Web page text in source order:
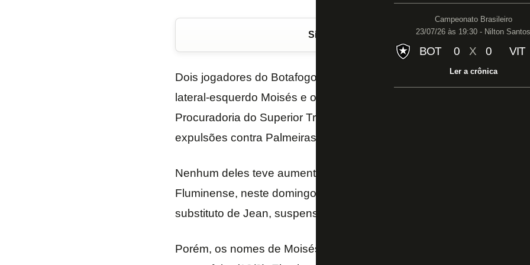
Campeonato Brasileiro
23/07/26 às 19:30 - Nilton Santos
BOT 0 X 0 VIT
Ler a crônica
Siga o FogãoNET no Google Discover
Dois jogadores do Botafogo foram julgados, e absolvidos na última
lateral-esquerdo Moisés e o volante Matheus Fernandes foram alvo
Procuradoria do Superior Tribunal de Justiça Desportiva (STJD) por
expulsões contra Palmeiras e Paraná, respectivamente.
Nenhum deles teve aumento de pena, de modo que estão liberados
Fluminense, neste domingo. Moisés é habitual titular, enquanto
substituto de Jean, suspenso, assim como Carli.
Porém, os nomes de Moisés e do atacante Aguirre vão voltar ao